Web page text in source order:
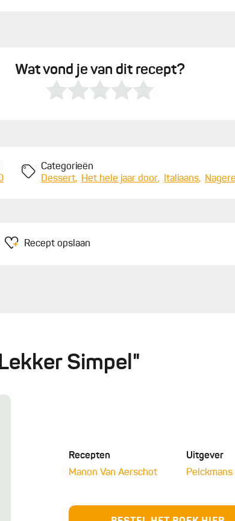
Wat vond je van dit recept?
Categorieën
Dessert
Het hele jaar door Italiaans
Recept opslaan
Simpel"
Recepten
Manon Van Aerschot
Uitgever